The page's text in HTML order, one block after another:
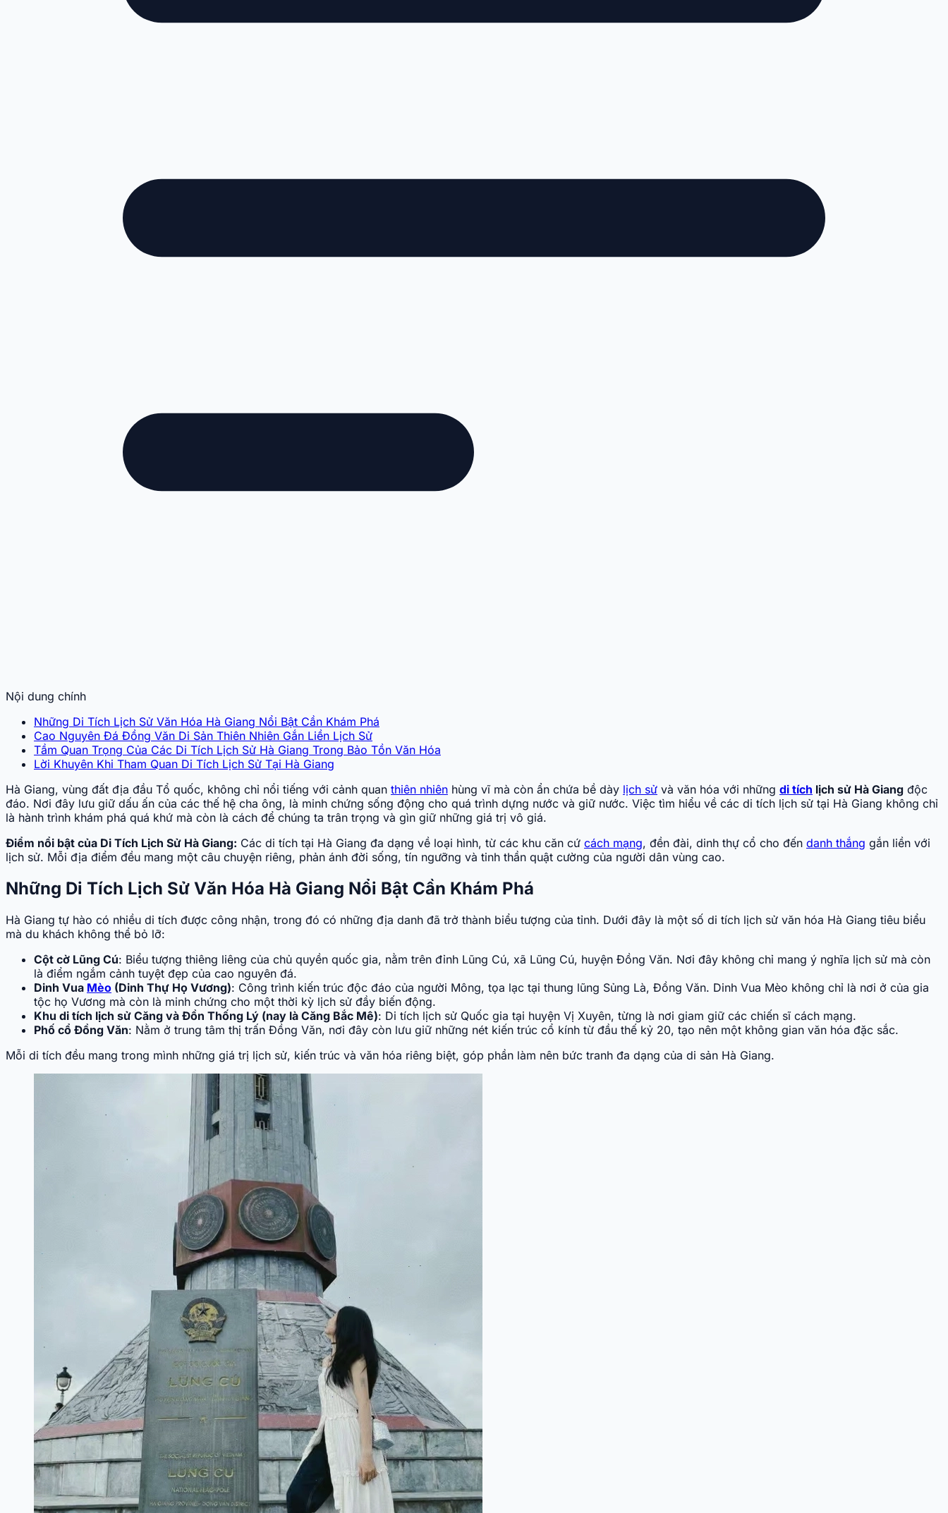
Nội dung chính
Những Di Tích Lịch Sử Văn Hóa Hà Giang Nổi Bật Cần Khám Phá
Cao Nguyên Đá Đồng Văn Di Sản Thiên Nhiên Gắn Liền Lịch Sử
Tầm Quan Trọng Của Các Di Tích Lịch Sử Hà Giang Trong Bảo Tồn Văn Hóa
Lời Khuyên Khi Tham Quan Di Tích Lịch Sử Tại Hà Giang
Hà Giang, vùng đất địa đầu Tổ quốc, không chỉ nổi tiếng với cảnh quan thiên nhiên hùng vĩ mà còn ẩn chứa bề dày lịch sử và văn hóa với những di tích lịch sử Hà Giang độc
đáo. Nơi đây lưu giữ dấu ấn của các thế hệ cha ông, là minh chứng sống động cho quá trình dựng nước và giữ nước. Việc tìm hiểu về các di tích lịch sử tại Hà Giang không chỉ
là hành trình khám phá quá khứ mà còn là cách để chúng ta trân trọng và gìn giữ những giá trị vô giá.
Điểm nổi bật của Di Tích Lịch Sử Hà Giang: Các di tích tại Hà Giang đa dạng về loại hình, từ các khu căn cứ cách mạng, đền đài, dinh thự cổ cho đến danh thắng gắn liền với
lịch sử. Mỗi địa điểm đều mang một câu chuyện riêng, phản ánh đời sống, tín ngưỡng và tinh thần quật cường của người dân vùng cao.
Những Di Tích Lịch Sử Văn Hóa Hà Giang Nổi Bật Cần Khám Phá
Hà Giang tự hào có nhiều di tích được công nhận, trong đó có những địa danh đã trở thành biểu tượng của tỉnh. Dưới đây là một số di tích lịch sử văn hóa Hà Giang tiêu biểu
mà du khách không thể bỏ lỡ:
Cột cờ Lũng Cú: Biểu tượng thiêng liêng của chủ quyền quốc gia, nằm trên đỉnh Lũng Cú, xã Lũng Cú, huyện Đồng Văn. Nơi đây không chỉ mang ý nghĩa lịch sử mà còn
là điểm ngắm cảnh tuyệt đẹp của cao nguyên đá.
Dinh Vua Mèo (Dinh Thự Họ Vương): Công trình kiến trúc độc đáo của người Mông, tọa lạc tại thung lũng Sủng Là, Đồng Văn. Dinh Vua Mèo không chỉ là nơi ở của gia
tộc họ Vương mà còn là minh chứng cho một thời kỳ lịch sử đầy biến động.
Khu di tích lịch sử Căng và Đồn Thống Lý (nay là Căng Bắc Mê): Di tích lịch sử Quốc gia tại huyện Vị Xuyên, từng là nơi giam giữ các chiến sĩ cách mạng.
Phố cổ Đồng Văn: Nằm ở trung tâm thị trấn Đồng Văn, nơi đây còn lưu giữ những nét kiến trúc cổ kính từ đầu thế kỷ 20, tạo nên một không gian văn hóa đặc sắc.
Mỗi di tích đều mang trong mình những giá trị lịch sử, kiến trúc và văn hóa riêng biệt, góp phần làm nên bức tranh đa dạng của di sản Hà Giang.